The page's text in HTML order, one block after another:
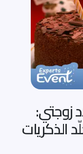
زوجتي:
الذكريات